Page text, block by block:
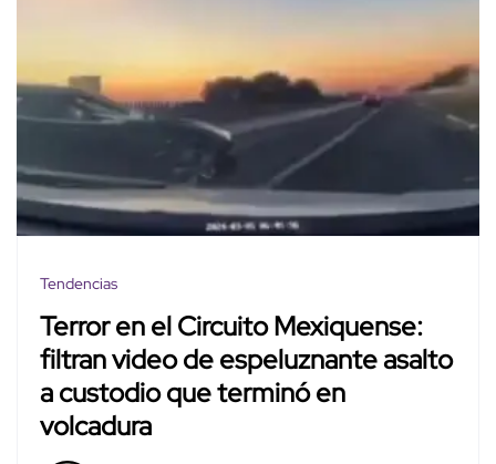
Tendencias
Terror en el Circuito Mexiquense:
filtran video de espeluznante asalto
a custodio que terminó en
volcadura